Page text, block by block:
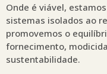
Onde é viável,
sistemas isolados ao
promovemos o
fornecimento,
sustentabilidade.